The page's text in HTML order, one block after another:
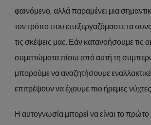
φαινόμενο, αλλά παραμένει μια
τον τρόπο που επεξεργαζόμαστε τα
τις σκέψεις μας. Εάν κατανοήσουμε τις
συμπτώματα πίσω από αυτή τη
μπορούμε να αναζητήσουμε
επιτρέψουν να έχουμε πιο ήρεμες νύχτες.
Η αυτογνωσία μπορεί να είναι το